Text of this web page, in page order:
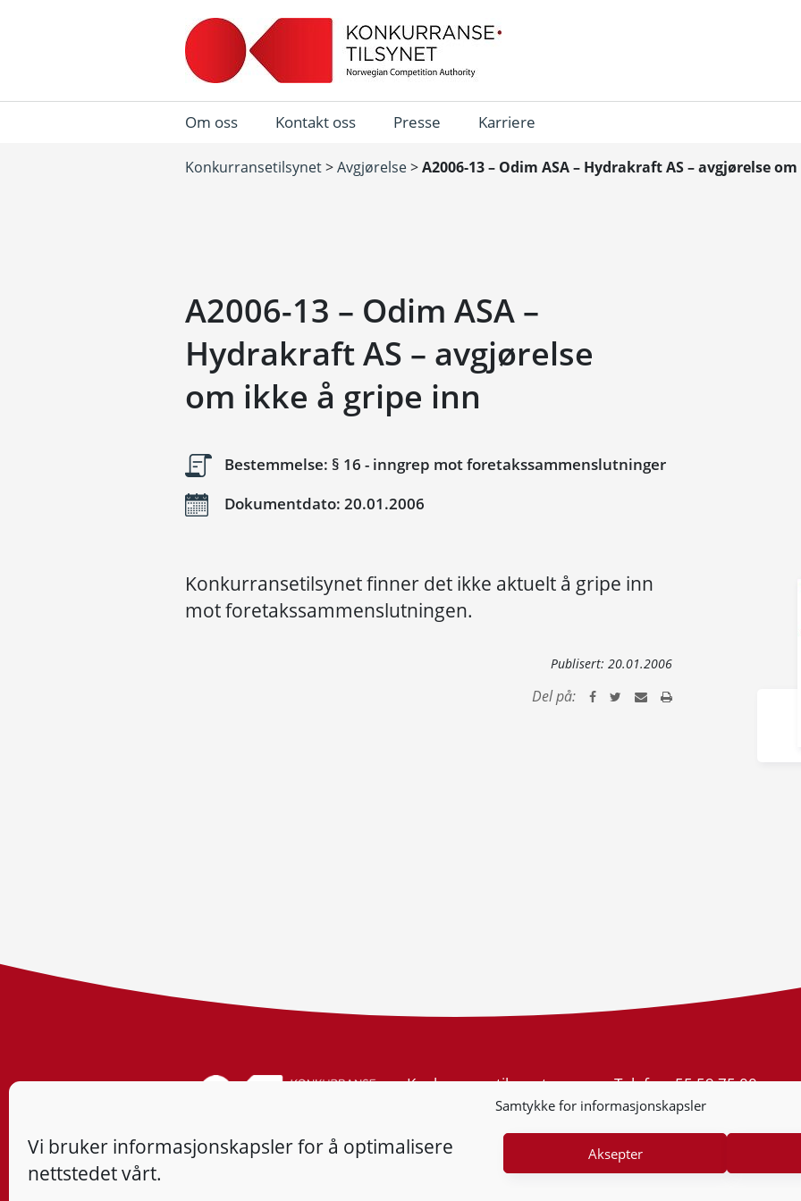
Samtykke for informasjonskapsler
Vi bruker informasjonskapsler for å optimalisere
nettstedet vårt.
Aksepter
Om oss Kontakt oss Presse Karriere
Konkurransetilsynet>Avgjørelse>A2006-13 – Odim ASA – Hydrakraft AS – avgjørelse
A2006-13 – Odim ASA –
Hydrakraft AS – avgjørelse
om ikke å gripe inn
Bestemmelse: § 16 - inngrep mot foretakssammenslutninger
Dokumentdato: 20.01.2006
Konkurransetilsynet finner det ikke aktuelt å gripe inn
mot foretakssammenslutningen.
Publisert: 20.01.2006
Del på:
Konkurransetilsynet
Postboks 439 Sentrum
Org.nr: 974 761 246
Telefon:55 59 75 00
E-post:post@kt.no
Nyhetsvarsel >>